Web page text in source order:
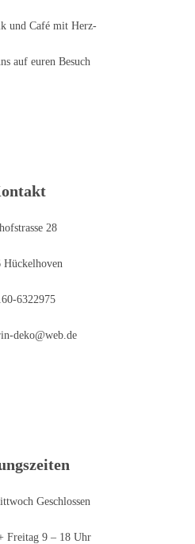
und Café mit Herz-
auf euren Besuch
28
Hückelhoven
6322975
deko@web.de
Geschlossen
Freitag 9 – 18 Uhr